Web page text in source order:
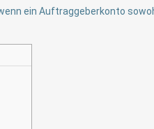
ein Auftraggeberkonto